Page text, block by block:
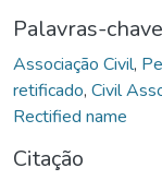
Palavras-chave
Associação Civil,
retificado, Civil
Rectified name
Citação